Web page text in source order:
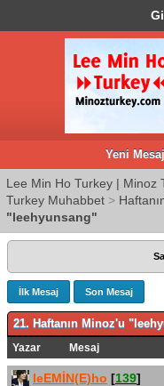
Yeni
Lee Min Ho Turkey | Minoz
Turkey Muhabbet >
"leehyunsang"
İlk Mesaj Son Mesaj
21. Haftanın Minoz'u
Yazar Mesaj
leEMİN(E)ho [139]